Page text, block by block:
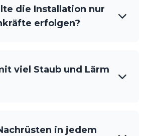
die Installation nur
erfolgen?
viel Staub und Lärm
in jedem